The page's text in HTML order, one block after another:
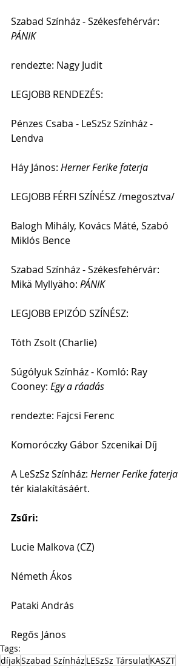
Szabad Színház - Székesfehérvár:
PÁNIK
rendezte: Nagy Judit
LEGJOBB RENDEZÉS:
Pénzes Csaba - LeSzSz Színház -
Lendva
Háy János: Herner Ferike faterja
LEGJOBB FÉRFI SZÍNÉSZ /megosztva/
Balogh Mihály, Kovács Máté, Szabó
Miklós Bence
Szabad Színház - Székesfehérvár:
Mikä Myllyäho: PÁNIK
LEGJOBB EPIZÓD SZÍNÉSZ:
Tóth Zsolt (Charlie)
Súgólyuk Színház - Komló: Ray
Cooney: Egy a ráadás
rendezte: Fajcsi Ferenc
Komoróczky Gábor Szcenikai Díj
A LeSzSz Színház: Herner Ferike faterja
tér kialakításáért.
Zsűri:
Lucie Malkova (CZ)
Németh Ákos
Pataki András
Regős János
Tags:
díjakSzabad Színház LESzSz TársulatKASZT